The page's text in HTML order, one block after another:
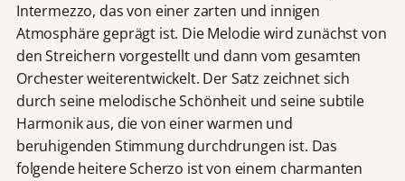
Intermezzo, das von einer zarten und innigen
Atmosphäre geprägt ist. Die Melodie wird zunächst von
den Streichern vorgestellt und dann vom gesamten
Orchester weiterentwickelt. Der Satz zeichnet sich
durch seine melodische Schönheit und seine subtile
Harmonik aus, die von einer warmen und
beruhigenden Stimmung durchdrungen ist. Das
folgende heitere Scherzo ist von einem charmanten